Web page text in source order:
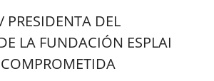
PRESIDENTA DEL
LA FUNDACIÓN ESPLAI